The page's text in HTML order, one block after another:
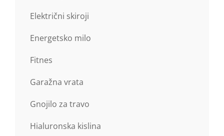
Električni skiroji
Energetsko milo
Fitnes
Garažna vrata
Gnojilo za travo
Hialuronska kislina